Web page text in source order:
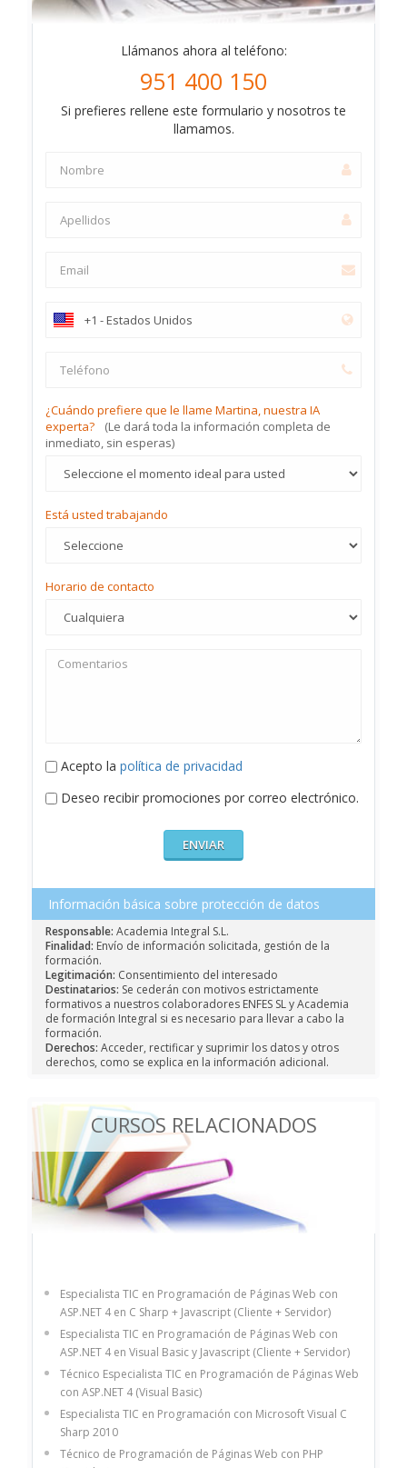
Llámanos ahora al teléfono:
951 400 150
Si prefieres rellene este formulario y nosotros te
llamamos.
¿Cuándo prefiere que le llame Martina, nuestra IA
experta?
(Le dará toda la información completa de
inmediato, sin esperas)
Está usted trabajando
Horario de contacto
Acepto la política de privacidad
Deseo recibir promociones por correo electrónico.
Información básica sobre protección de datos
Responsable: Academia Integral S.L.
Finalidad: Envío de información solicitada, gestión de la
formación.
Legitimación: Consentimiento del interesado
Destinatarios: Se cederán con motivos estrictamente
formativos a nuestros colaboradores ENFES SL y Academia
de formación Integral si es necesario para llevar a cabo la
formación.
Derechos: Acceder, rectificar y suprimir los datos y otros
derechos, como se explica en la información adicional.
CURSOS RELACIONADOS
Especialista TIC en Programación de Páginas Web con
ASP.NET 4 en C Sharp + Javascript (Cliente + Servidor)
Especialista TIC en Programación de Páginas Web con
ASP.NET 4 en Visual Basic y Javascript (Cliente + Servidor)
Técnico Especialista TIC en Programación de Páginas Web
con ASP.NET 4 (Visual Basic)
Especialista TIC en Programación con Microsoft Visual C
Sharp 2010
Técnico de Programación de Páginas Web con PHP